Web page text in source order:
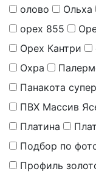
олово
Ольха
орех 855
Орех Кантри
Охра
Панакота
ПВХ Массив
Платина
Подбор по
Профиль